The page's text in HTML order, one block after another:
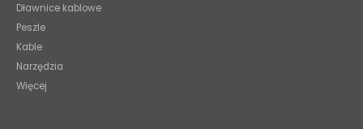
Dławnice kablowe
Peszle
Kable
Narzędzia
Więcej